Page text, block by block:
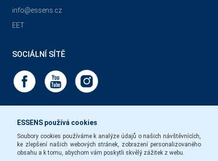
ESSENS používá cookies
Soubory cookies používáme k analýze údajů o našich návštěvnících,
ke zlepšení našich webových stránek, zobrazení personalizovaného
obsahu a k tomu, abychom vám poskytli skvělý zážitek z webu.
info@essens.cz
EET
SOCIÁLNÍ SÍTĚ